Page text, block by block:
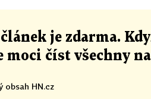
je zdarma.
moci číst všechny
obsah HN.cz